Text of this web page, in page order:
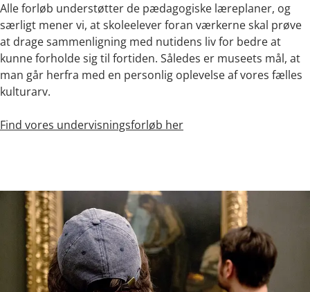
Alle forløb understøtter de pædagogiske læreplaner, og
særligt mener vi, at skoleelever foran værkerne skal prøve
at drage sammenligning med nutidens liv for bedre at
kunne forholde sig til fortiden. Således er museets mål, at
man går herfra med en personlig oplevelse af vores fælles
kulturarv.
Find vores undervisningsforløb her